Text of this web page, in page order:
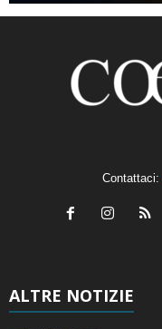
Contattaci:
ALTRE NOTIZIE